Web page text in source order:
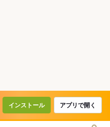
インストール アプリで開く